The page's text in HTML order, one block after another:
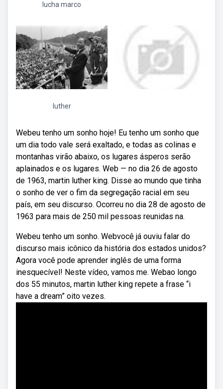
lucha marco
luther
Webeu tenho um sonho hoje! Eu tenho um sonho que
um dia todo vale será exaltado, e todas as colinas e
montanhas virão abaixo, os lugares ásperos serão
aplainados e os lugares. Web — no dia 26 de agosto
de 1963, martin luther king. Disse ao mundo que tinha
o sonho de ver o fim da segregação racial em seu
país, em seu discurso. Ocorreu no dia 28 de agosto de
1963 para mais de 250 mil pessoas reunidas na.
Webeu tenho um sonho. Webvocê já ouviu falar do
discurso mais icônico da história dos estados unidos?
Agora você pode aprender inglês de uma forma
inesquecível! Neste vídeo, vamos me. Webao longo
dos 55 minutos, martin luther king repete a frase “i
have a dream” oito vezes.